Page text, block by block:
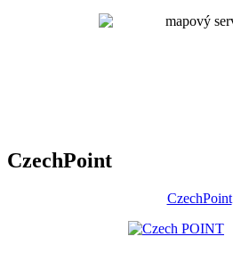
CzechPoint
CzechPoint